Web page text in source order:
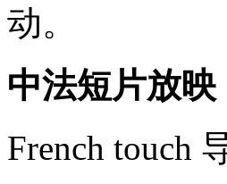
动。
中法短片放
French touch